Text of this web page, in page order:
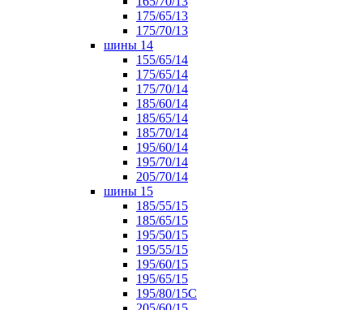
175/65/13
175/70/13
шины 14
155/65/14
175/65/14
175/70/14
185/60/14
185/65/14
185/70/14
195/60/14
195/70/14
205/70/14
шины 15
185/55/15
185/65/15
195/50/15
195/55/15
195/60/15
195/65/15
195/80/15С